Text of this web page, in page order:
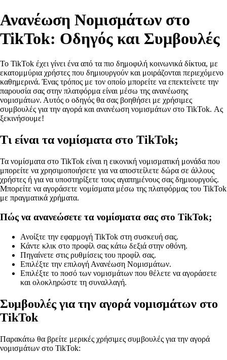
Ανανέωση Νομισμάτων στο
TikTok: Οδηγός και Συμβουλές
Το TikTok έχει γίνει ένα από τα πιο δημοφιλή κοινωνικά δίκτυα, με
εκατομμύρια χρήστες που δημιουργούν και μοιράζονται περιεχόμενο
καθημερινά. Ένας τρόπος με τον οποίο μπορείτε να επεκτείνετε την
παρουσία σας στην πλατφόρμα είναι μέσω της ανανέωσης
νομισμάτων. Αυτός ο οδηγός θα σας βοηθήσει με χρήσιμες
συμβουλές για την αγορά και ανανέωση νομισμάτων στο TikTok. Ας
ξεκινήσουμε!
Τι είναι τα νομίσματα στο TikTok;
Τα νομίσματα στο TikTok είναι η εικονική νομισματική μονάδα που
μπορείτε να χρησιμοποιήσετε για να αποστείλετε δώρα σε άλλους
χρήστες ή για να υποστηρίξετε τους αγαπημένους σας δημιουργούς.
Μπορείτε να αγοράσετε νομίσματα μέσω της πλατφόρμας του TikTok
με πραγματικά χρήματα.
Πώς να ανανεώσετε τα νομίσματα σας στο TikTok;
Ανοίξτε την εφαρμογή TikTok στη συσκευή σας.
Κάντε κλικ στο προφίλ σας κάτω δεξιά στην οθόνη.
Πηγαίνετε στις ρυθμίσεις του προφίλ σας.
Επιλέξτε την επιλογή Ανανέωση Νομισμάτων.
Επιλέξτε το ποσό των νομισμάτων που θέλετε να αγοράσετε
και ολοκληρώστε τη συναλλαγή.
Συμβουλές για την αγορά νομισμάτων στο
TikTok
Παρακάτω θα βρείτε μερικές χρήσιμες συμβουλές για την αγορά
νομισμάτων στο TikTok: